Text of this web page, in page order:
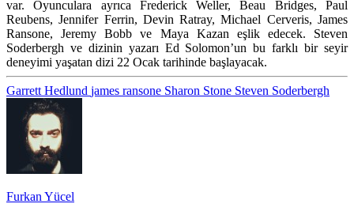
var. Oyunculara ayrıca Frederick Weller, Beau Bridges, Paul
Reubens, Jennifer Ferrin, Devin Ratray, Michael Cerveris, James
Ransone, Jeremy Bobb ve Maya Kazan eşlik edecek. Steven
Soderbergh ve dizinin yazarı Ed Solomon’un bu farklı bir seyir
deneyimi yaşatan dizi 22 Ocak tarihinde başlayacak.
Garrett Hedlund james ransone Sharon Stone Steven Soderbergh
Furkan Yücel